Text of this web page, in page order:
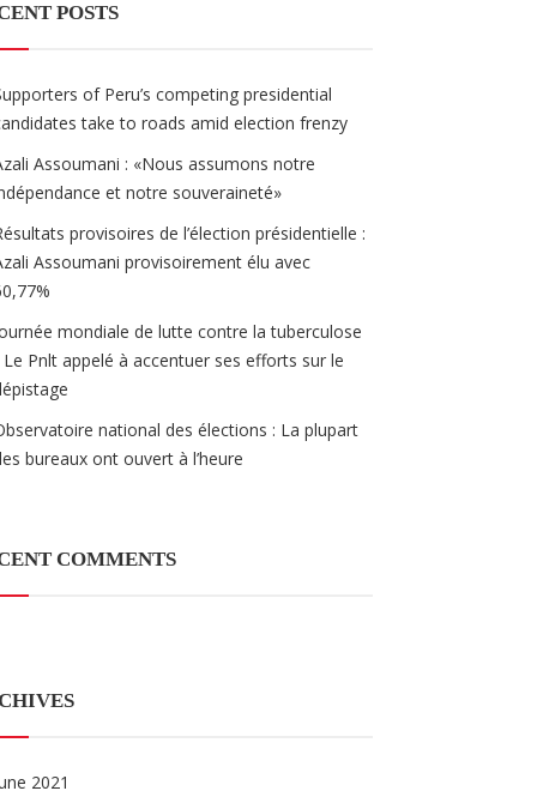
POSTS
of Peru’s competing presidential
take to roads amid election frenzy
Assoumani : «Nous assumons notre
et notre souveraineté»
provisoires de l’élection présidentielle :
Assoumani provisoirement élu avec
mondiale de lutte contre la tuberculose
Pnlt appelé à accentuer ses efforts sur le
national des élections : La plupart
bureaux ont ouvert à l’heure
COMMENTS
2021